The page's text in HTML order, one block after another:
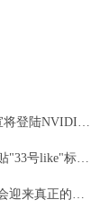
《红色沙漠》于CES2026现场官宣将登陆NVIDIA GeForce NOW
是好是坏？IGN给《仙剑4重制》贴"33号like"标签引热议
《方舟：生存飞升》翻过这座山,会迎来真正的飞升吗?